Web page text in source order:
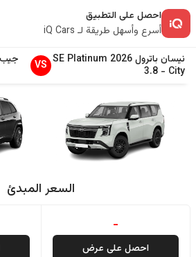
احصل على التطبيق
أسرع وأسهل طريقة لـ iQ Cars
نيسان باترول2026
SE Platinum
City
-
3.8
VS جيب
السعر المبدئ
-
احصل على عرض